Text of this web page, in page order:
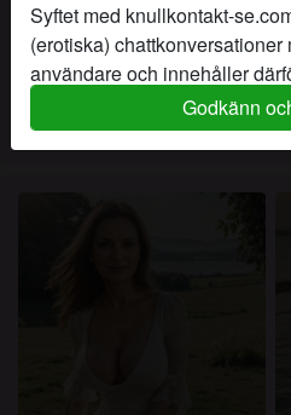
Syftet med knullkontakt-
(erotiska)
användare och innehåller
möten är inte möjliga med
användare finns också på
Godkänn
Lägg till